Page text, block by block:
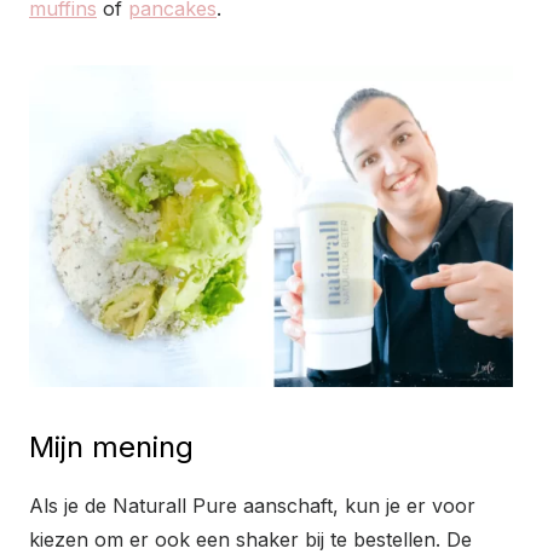
muffins of pancakes.
Mijn mening
Als je de Naturall Pure aanschaft, kun je er voor
kiezen om er ook een shaker bij te bestellen. De